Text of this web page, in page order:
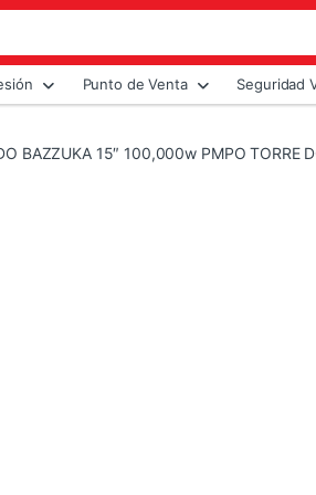
Punto de Venta Seguridad
BAZZUKA 15″ 100,000w PMPO TORRE